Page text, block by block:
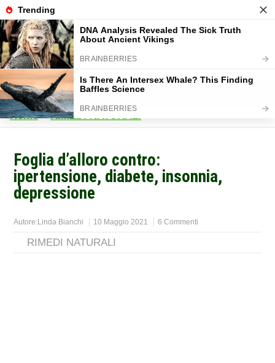
Home>RIMEDI NATURALI
Foglia d’alloro contro:
ipertensione, diabete, insonnia,
depressione
Autore:Linda Bianchi 10 Maggio 2021 6 Commenti
RIMEDI NATURALI